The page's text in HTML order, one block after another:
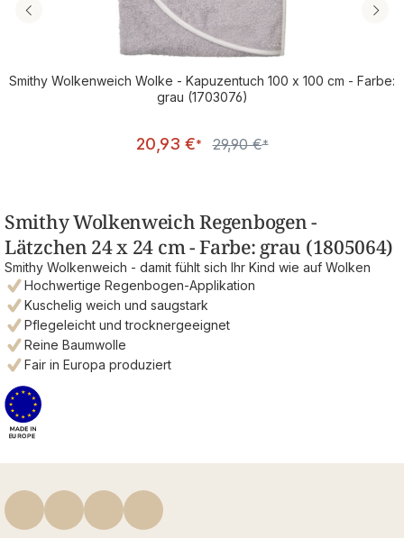
Smithy Wolkenweich Wolke - Kapuzentuch 100 x 100 cm - Farbe:
grau (1703076)
20,93 €* Regulärer Preis:
29,90 €*
Smithy Wolkenweich Regenbogen -
Lätzchen 24 x 24 cm - Farbe: grau (1805064)
Smithy Wolkenweich - damit fühlt sich Ihr Kind wie auf Wolken
Hochwertige Regenbogen-Applikation
Kuschelig weich und saugstark
Pflegeleicht und trocknergeeignet
Reine Baumwolle
Fair in Europa produziert